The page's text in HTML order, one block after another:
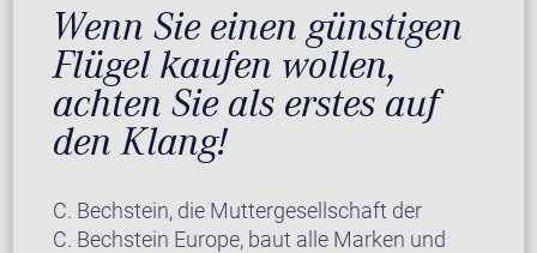
Wenn Sie einen günstigen
Flügel kaufen wollen,
achten Sie als erstes auf
den Klang!
C. Bechstein, die Muttergesellschaft der
C. Bechstein Europe, baut alle Marken und